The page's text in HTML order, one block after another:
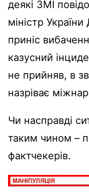
деякі ЗМІ
міністр
приніс
казусний
не прийняв, в
назріває
Чи насправді
таким чином –
фактчекерів.